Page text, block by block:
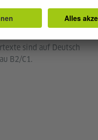
Diversität haben
Vorbilder. Ihre
sind auf Deutsch
B2/C1.